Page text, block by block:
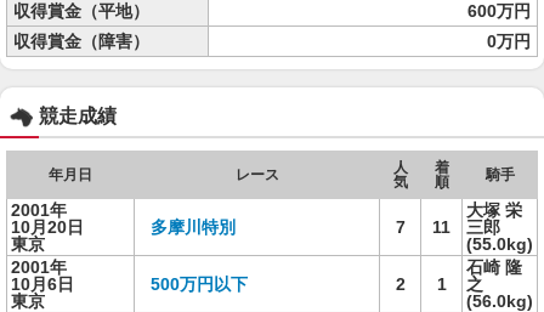
収得賞金（平地）
600万円
収得賞金（障害）
0万円
競走成績
年月日 レース
人
気
着
順
騎手
2001年
10月20日
東京
多摩川特別 7 11
大塚 栄
三郎
(55.0kg)
2001年
10月6日
東京
500万円以下 2 1
石崎 隆
之
(56.0kg)